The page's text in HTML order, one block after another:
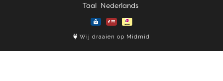
Taal
Wij draaien op Midmid